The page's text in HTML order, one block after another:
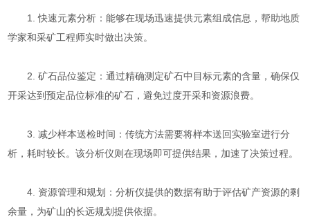
1. 快速元素分析：能够在现场迅速提供元素组成信息，帮助地质
学家和采矿工程师实时做出决策。
2. 矿石品位鉴定：通过精确测定矿石中目标元素的含量，确保仅
开采达到预定品位标准的矿石，避免过度开采和资源浪费。
3. 减少样本送检时间：传统方法需要将样本送回实验室进行分
析，耗时较长。该分析仪则在现场即可提供结果，加速了决策过程。
4. 资源管理和规划：分析仪提供的数据有助于评估矿产资源的剩
余量，为矿山的长远规划提供依据。